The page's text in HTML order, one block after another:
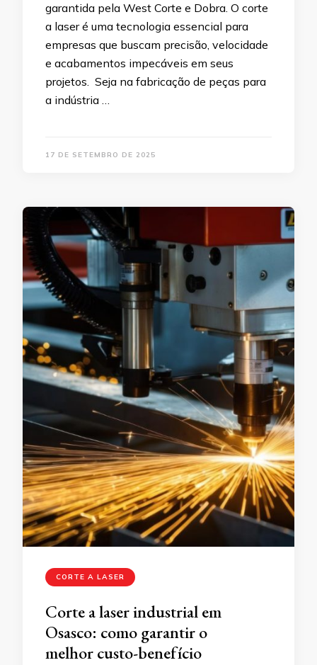
garantida pela West Corte e Dobra. O corte
a laser é uma tecnologia essencial para
empresas que buscam precisão, velocidade
e acabamentos impecáveis em seus
projetos. Seja na fabricação de peças para
a indústria …
17 DE SETEMBRO DE 2025
CORTE A LASER
Corte a laser industrial em
Osasco: como garantir o
melhor custo-benefício